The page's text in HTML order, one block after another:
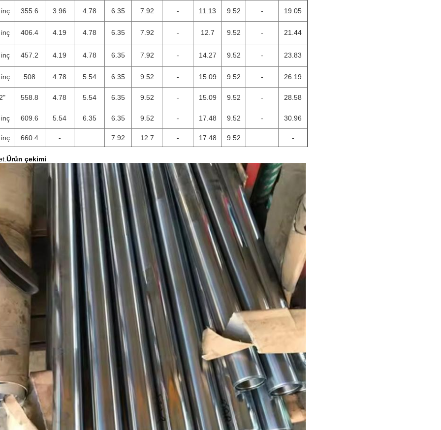
355.6 3.96 4.78 6.35 7.92 - 11.13 9.52 - 19.05
406.4 4.19 4.78 6.35 7.92 - 12.7 9.52 - 21.44
457.2 4.19 4.78 6.35 7.92 - 14.27 9.52 - 23.83
508 4.78 5.54 6.35 9.52 - 15.09 9.52 - 26.19
558.8 4.78 5.54 6.35 9.52 - 15.09 9.52 - 28.58
609.6 5.54 6.35 6.35 9.52 - 17.48 9.52 - 30.96
660.4 - 7.92 12.7 - 17.48 9.52 -
Ürün çekimi